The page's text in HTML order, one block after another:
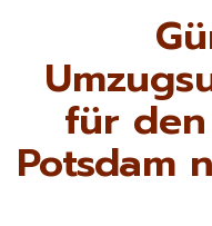
für
Potsdam